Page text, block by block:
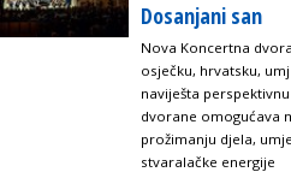
Dosanjani san
Nova Koncertna
osječku, hrvatsku,
naviješta
dvorane omogućava
prožimanju djela,
stvaralačke energije